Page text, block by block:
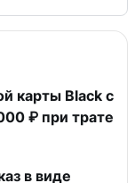
карты Black с
₽ при трате
в виде